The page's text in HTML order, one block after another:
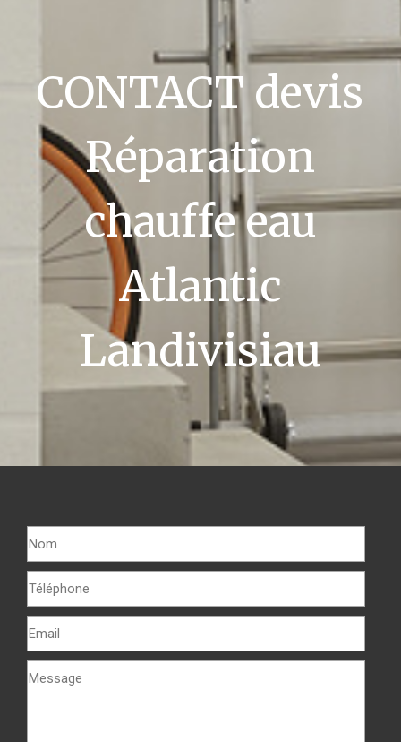
CONTACT devis
Réparation
chauffe eau
Atlantic
Landivisiau